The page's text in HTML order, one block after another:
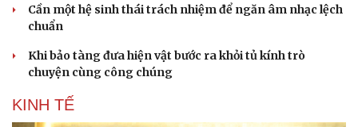
Cần một hệ sinh thái trách nhiệm để ngăn âm nhạc lệch
chuẩn
Khi bảo tàng đưa hiện vật bước ra khỏi tủ kính trò
chuyện cùng công chúng
KINH TẾ